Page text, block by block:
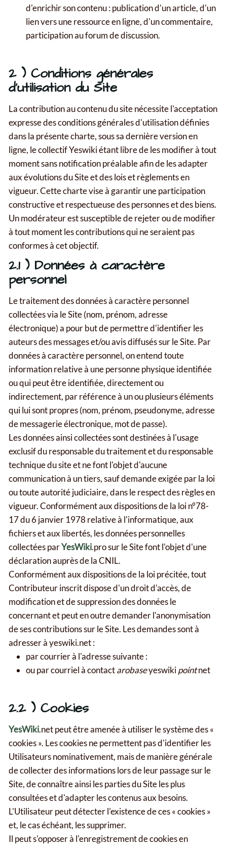
d'enrichir son contenu : publication d'un article, d'un
lien vers une ressource en ligne, d'un commentaire,
participation au forum de discussion.
2 ) Conditions générales
d'utilisation du Site
La contribution au contenu du site nécessite l'acceptation
expresse des conditions générales d'utilisation définies
dans la présente charte, sous sa dernière version en
ligne, le collectif Yeswiki étant libre de les modifier à tout
moment sans notification préalable afin de les adapter
aux évolutions du Site et des lois et règlements en
vigueur. Cette charte vise à garantir une participation
constructive et respectueuse des personnes et des biens.
Un modérateur est susceptible de rejeter ou de modifier
à tout moment les contributions qui ne seraient pas
conformes à cet objectif.
2.1 ) Données à caractère
personnel
Le traitement des données à caractère personnel
collectées via le Site (nom, prénom, adresse
électronique) a pour but de permettre d'identifier les
auteurs des messages et/ou avis diffusés sur le Site. Par
données à caractère personnel, on entend toute
information relative à une personne physique identifiée
ou qui peut être identifiée, directement ou
indirectement, par référence à un ou plusieurs éléments
qui lui sont propres (nom, prénom, pseudonyme, adresse
de messagerie électronique, mot de passe).
Les données ainsi collectées sont destinées à l'usage
exclusif du responsable du traitement et du responsable
technique du site et ne font l'objet d'aucune
communication à un tiers, sauf demande exigée par la loi
ou toute autorité judiciaire, dans le respect des règles en
vigueur. Conformément aux dispositions de la loi n°78-
17 du 6 janvier 1978 relative à l'informatique, aux
fichiers et aux libertés, les données personnelles
collectées parYesWiki.pro sur le Site font l'objet d'une
déclaration auprès de la CNIL.
Conformément aux dispositions de la loi précitée, tout
Contributeur inscrit dispose d'un droit d'accès, de
modification et de suppression des données le
concernant et peut en outre demander l'anonymisation
de ses contributions sur le Site. Les demandes sont à
adresser à yeswiki.net :
par courrier à l'adresse suivante :
ou par courriel à contactarobaseyeswikipointnet
2.2 ) Cookies
YesWiki.net peut être amenée à utiliser le système des «
cookies ». Les cookies ne permettent pas d'identifier les
Utilisateurs nominativement, mais de manière générale
de collecter des informations lors de leur passage sur le
Site, de connaître ainsi les parties du Site les plus
consultées et d'adapter les contenus aux besoins.
L'Utilisateur peut détecter l'existence de ces « cookies »
et, le cas échéant, les supprimer.
Il peut s'opposer à l'enregistrement de cookies en